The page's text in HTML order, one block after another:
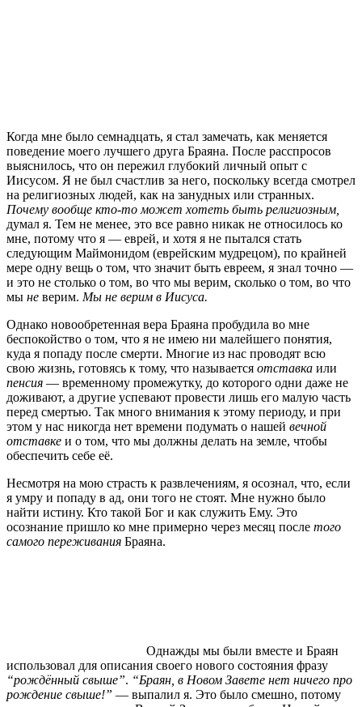
Когда мне было семнадцать, я стал замечать, как меняется
поведение моего лучшего друга Браяна. После расспросов
выяснилось, что он пережил глубокий личный опыт с
Иисусом. Я не был счастлив за него, поскольку всегда смотрел
на религиозных людей, как на занудных или странных.
Почему вообще кто-то может хотеть быть религиозным,
думал я. Тем не менее, это все равно никак не относилось ко
мне, потому что я — еврей, и хотя я не пытался стать
следующим Маймонидом (еврейским мудрецом), по крайней
мере одну вещь о том, что значит быть евреем, я знал точно —
и это не столько о том, во что мы верим, сколько о том, во что
мы не верим. Мы не верим в Иисуса.
Однако новообретенная вера Браяна пробудила во мне
беспокойство о том, что я не имею ни малейшего понятия,
куда я попаду после смерти. Многие из нас проводят всю
свою жизнь, готовясь к тому, что называется отставка или
пенсия — временному промежутку, до которого одни даже не
доживают, а другие успевают провести лишь его малую часть
перед смертью. Так много внимания к этому периоду, и при
этом у нас никогда нет времени подумать о нашей вечной
отставке и о том, что мы должны делать на земле, чтобы
обеспечить себе её.
Несмотря на мою страсть к развлечениям, я осознал, что, если
я умру и попаду в ад, они того не стоят. Мне нужно было
найти истину. Кто такой Бог и как служить Ему. Это
осознание пришло ко мне примерно через месяц после того
самого переживания Браяна.
Однажды мы были вместе и Браян
использовал для описания своего нового состояния фразу
“рождённый свыше”. “Браян, в Новом Завете нет ничего про
рождение свыше!” — выпалил я. Это было смешно, потому